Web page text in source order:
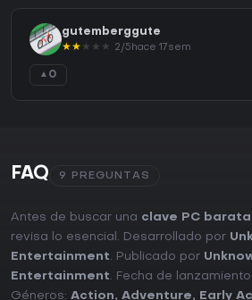
gutemberggute
★★ ★ ★ ★ 2/5 hace 17sem
▲ 0
FAQ 9 PREGUNTAS
Antes de buscar una clave PC
revisa lo esencial. Desarrollado por
Entertainment. Publicado por
Entertainment. Fecha de lanzamiento
Géneros: Action, Adventure, Early